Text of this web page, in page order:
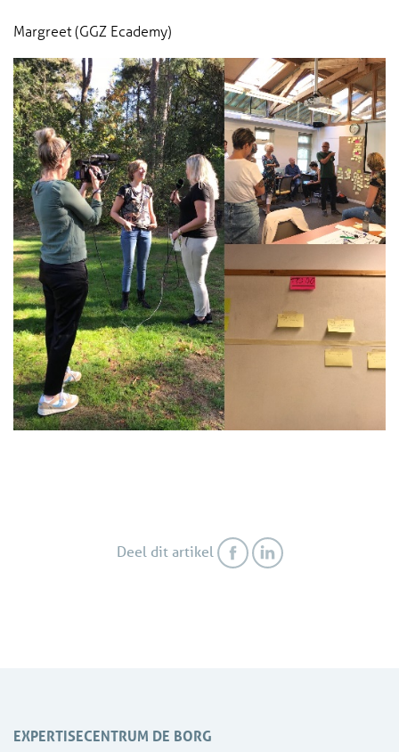
Margreet (GGZ Ecademy)
Deel dit artikel
EXPERTISECENTRUM DE BORG